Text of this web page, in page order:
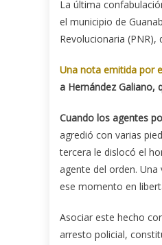
La última
el municipio de
Revolucionaria
Una nota emitida por
a Hernández Galiano,
Cuando los agentes
agredió con varias
tercera le dislocó el
agente del orden.
ese momento en
Asociar este hecho
arresto policial,